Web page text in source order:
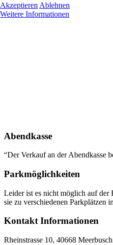
Abendkasse
“Der Verkauf an der Abendkasse
Parkmöglichkeiten
Leider ist es nicht möglich auf der
sie zu verschiedenen Parkplätzen
Kontakt Informationen
Rheinstrasse 10, 40668 Meerbusch
Akzeptieren Ablehnen
Weitere Informationen